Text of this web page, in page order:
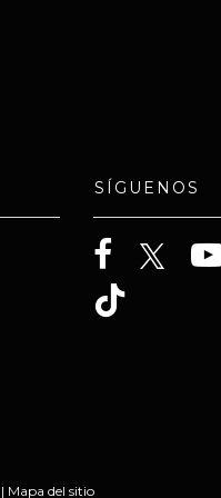
SÍGUENOS
Mapa del sitio